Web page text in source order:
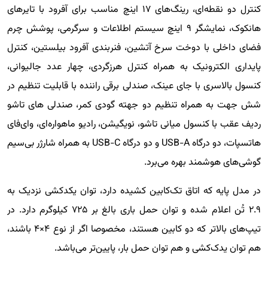
کنترل دو نقطه‌ای، رینگ‌های ۱۷ اینچ مناسب برای آفرود با تایرهای
هانکوک، نمایشگر ۹ اینچ سیستم اطلاعات و سرگرمی، پوشش چرم
فضای داخلی با دوخت سرخ آتشین، فنربندی آفرود بیلستین، کنترل
پایداری الکترونیک به همراه کنترل هرزگردی، چهار عدد جالیوانی،
کنسول بالاسری با جای عینک، صندلی برقی راننده با قابلیت تنظیم در
شش جهت به همراه تنظیم دو جهته گودی کمر، صندلی های تاشو
ردیف عقب با کنسول میانی تاشو، نویگیشن، رادیو ماهواره‌ای، وای‌فای
هاتسپات، دو درگاه USB-A و دو درگاه USB-C به همراه شارژر بی‌سیم
گوشی‌های هوشمند بهره می‌برد.
در مدل پایه که اتاق تک‌کابین کشیده دارد، توان یکد‌کشی نزدیک به
۲.۹ تُن اعلام شده و توان حمل باری بالغ بر ۷۲۵ کیلوگرم دارد. در
تیپ‌های بالاتر که دو کابین هستند، مخصوصا اگر از نوع ۴×۴ باشند،
هم توان یدک‌کشی و هم توان حمل بار، پایین‌تر می‌باشد.